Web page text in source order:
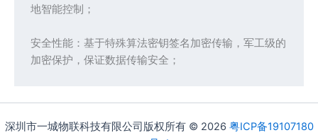
地智能控制；
安全性能：基于特殊算法密钥签名加密传输，军工级的
加密保护，保证数据传输安全；
深圳市一城物联科技有限公司版权所有 © 2026 粤ICP备19107180